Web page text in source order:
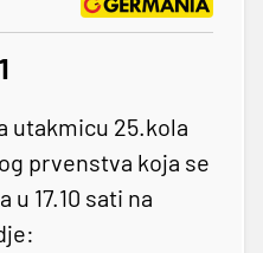
utakmicu 25.kola
prvenstva koja se
u 17.10 sati na